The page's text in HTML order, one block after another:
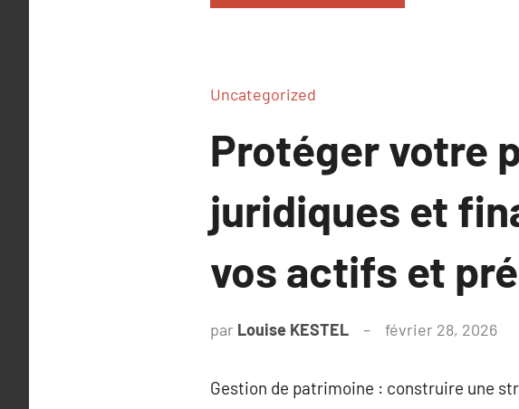
Uncategorized
Protéger votre
juridiques et
vos actifs et
par Louise KESTEL février 28, 2026
Gestion de patrimoine : construire une